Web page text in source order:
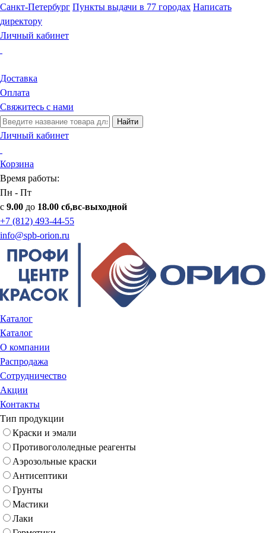
Санкт-Петербург Пункты выдачи в 77 городах Написать
директору
Личный кабинет
Доставка
Оплата
Свяжитесь с нами
Найти
Личный кабинет
Корзина
Время работы:
Пн - Пт
с 9.00 до 18.00 сб,вс-выходной
+7 (812) 493-44-55
info@spb-orion.ru
Каталог
Каталог
О компании
Распродажа
Сотрудничество
Акции
Контакты
Тип продукции
Краски и эмали
Противогололедные реагенты
Аэрозольные краски
Антисептики
Грунты
Мастики
Лаки